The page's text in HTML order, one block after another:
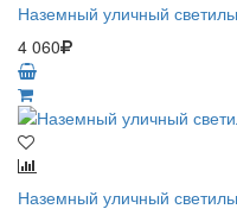
Наземный уличный
4 060
Наземный уличный